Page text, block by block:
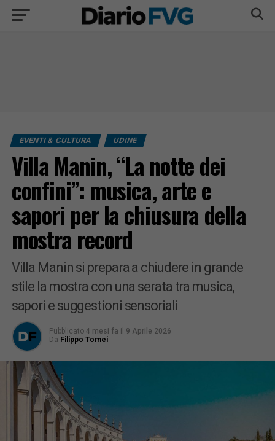
EVENTI & CULTURA UDINE
Villa Manin, “La notte dei
confini”: musica, arte e
sapori per la chiusura della
mostra record
Villa Manin si prepara a chiudere in grande
stile la mostra con una serata tra musica,
sapori e suggestioni sensoriali
Pubblicato 4 mesi fa il 9 Aprile 2026
Da Filippo Tomei